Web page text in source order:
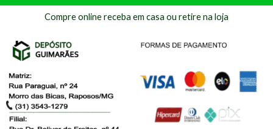
Compre online receba em casa ou retire na loja